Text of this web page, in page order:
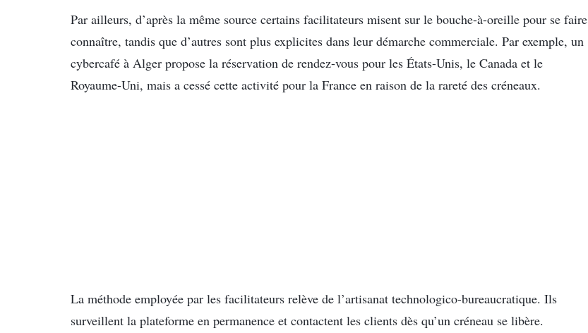
Par ailleurs, d’après la même source certains facilitateurs misent sur le bouche-à-oreille pour se faire
connaître, tandis que d’autres sont plus explicites dans leur démarche commerciale. Par exemple, un
cybercafé à Alger propose la réservation de rendez-vous pour les États-Unis, le Canada et le
Royaume-Uni, mais a cessé cette activité pour la France en raison de la rareté des créneaux.
La méthode employée par les facilitateurs relève de l’artisanat technologico-bureaucratique. Ils
surveillent la plateforme en permanence et contactent les clients dès qu’un créneau se libère.